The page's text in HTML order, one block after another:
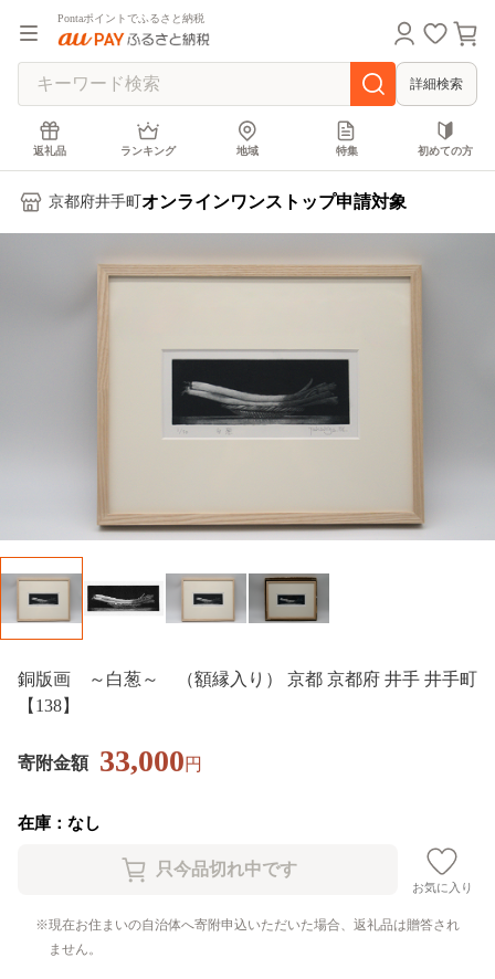
Pontaポイントでふるさと納税
詳細検索
返礼品 ランキング 地域 特集 初めての方
京都府井手町 オンラインワンストップ申請対象
銅版画 ～白葱～ （額縁入り） 京都 京都府 井手 井手町
【138】
寄附金額 33,000円
在庫：なし
お気に入り
現在お住まいの自治体へ寄附申込いただいた場合、返礼品は贈答され
ません。